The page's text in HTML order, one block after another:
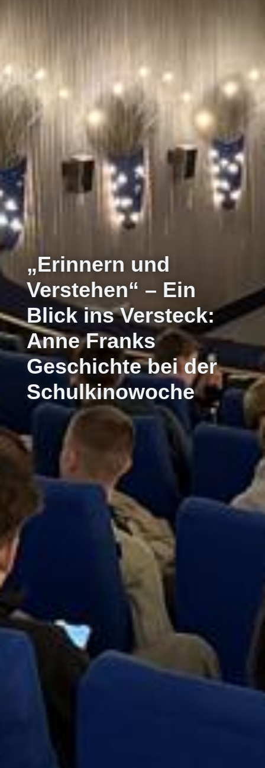
„Erinnern und
Verstehen“ – Ein
Blick ins Versteck:
Anne Franks
Geschichte bei der
Schulkinowoche